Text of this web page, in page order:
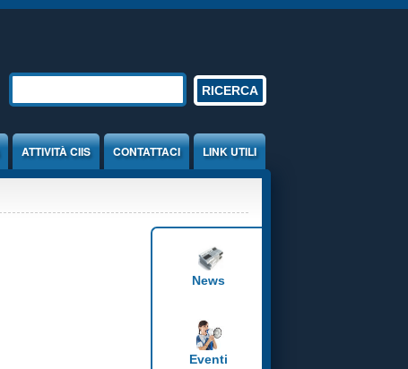
Form di ricerca
ATTIVITÀ CIIS CONTATTACI LINK UTILI
News
Eventi